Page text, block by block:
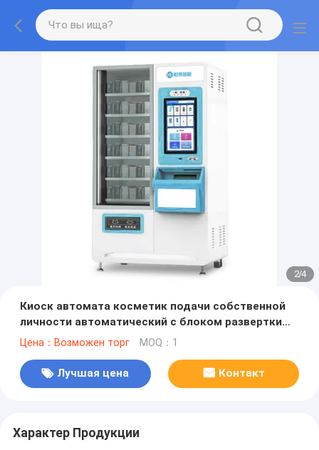
2/4
Киоск автомата косметик подачи собственной
личности автоматический с блоком развертки
кода QR
Цена：Возможен торг MOQ：1
Лучшая цена Контакт
Характер Продукции